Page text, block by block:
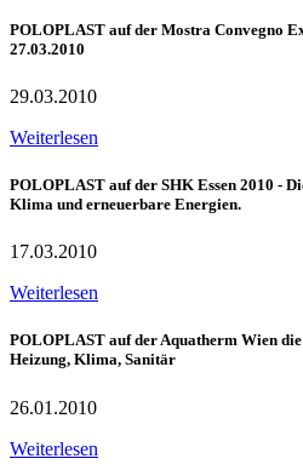
POLOPLAST auf der Mostra Convegno
27.03.2010
29.03.2010
Weiterlesen
POLOPLAST auf der SHK Essen 2010 -
Klima und erneuerbare Energien.
17.03.2010
Weiterlesen
POLOPLAST auf der Aquatherm Wien
Heizung, Klima, Sanitär
26.01.2010
Weiterlesen